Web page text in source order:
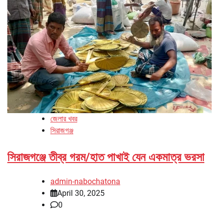
জেলার খবর
সিরাজগঞ্জ
সিরাজগঞ্জে তীব্র গরম/হাত পাখাই যেন একমাত্র ভরসা
admin-nabochatona
April 30, 2025
0